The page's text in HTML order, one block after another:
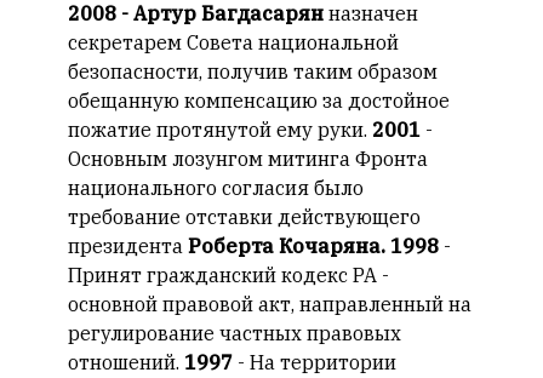
2008 - Артур Багдасарян назначен
секретарем Совета национальной
безопасности, получив таким образом
обещанную компенсацию за достойное
пожатие протянутой ему руки. 2001 -
Основным лозунгом митинга Фронта
национального согласия было
требование отставки действующего
президента Роберта Кочаряна. 1998 -
Принят гражданский кодекс РА -
основной правовой акт, направленный на
регулирование частных правовых
отношений. 1997 - На территории